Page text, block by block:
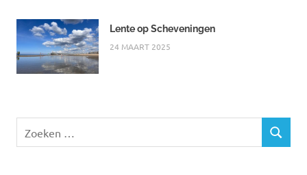
Lente op Scheveningen
24 MAART 2025
naar:
ZOEKEN